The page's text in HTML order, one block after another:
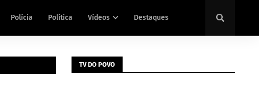
Polícia Política Vídeos Destaques
TV DO POVO